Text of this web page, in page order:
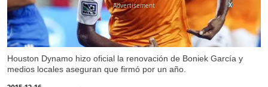
Houston Dynamo hizo oficial la renovación de Boniek García y
medios locales aseguran que firmó por un año.
X